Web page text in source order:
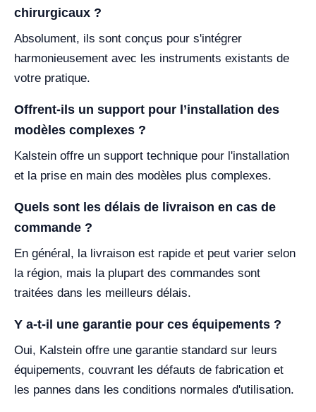
chirurgicaux ?
Absolument, ils sont conçus pour s'intégrer
harmonieusement avec les instruments existants de
votre pratique.
Offrent-ils un support pour l’installation des
modèles complexes ?
Kalstein offre un support technique pour l'installation
et la prise en main des modèles plus complexes.
Quels sont les délais de livraison en cas de
commande ?
En général, la livraison est rapide et peut varier selon
la région, mais la plupart des commandes sont
traitées dans les meilleurs délais.
Y a-t-il une garantie pour ces équipements ?
Oui, Kalstein offre une garantie standard sur leurs
équipements, couvrant les défauts de fabrication et
les pannes dans les conditions normales d'utilisation.